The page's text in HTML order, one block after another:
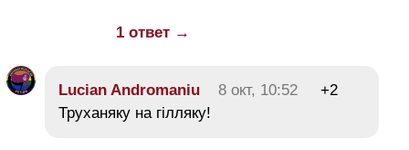
1 ответ →
Lucian Andromaniu 8 окт, 10:52
+2
Труханяку на гілляку!